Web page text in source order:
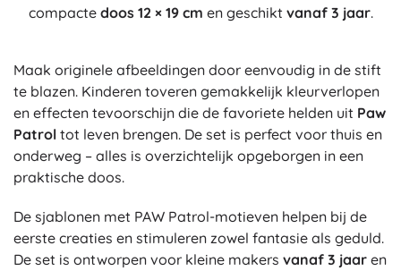
compacte doos 12 × 19 cm en geschikt vanaf 3 jaar.
Maak originele afbeeldingen door eenvoudig in de stift
te blazen. Kinderen toveren gemakkelijk kleurverlopen
en effecten tevoorschijn die de favoriete helden uit Paw
Patrol tot leven brengen. De set is perfect voor thuis en
onderweg – alles is overzichtelijk opgeborgen in een
praktische doos.
De sjablonen met PAW Patrol-motieven helpen bij de
eerste creaties en stimuleren zowel fantasie als geduld.
De set is ontworpen voor kleine makers vanaf 3 jaar en